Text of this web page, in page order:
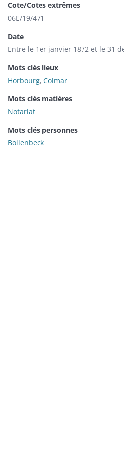
Cote/Cotes extrêmes
06E/19/471
Date
Entre le 1er janvier 1872 et le 31
Mots clés lieux
Horbourg, Colmar
Mots clés matières
Notariat
Mots clés personnes
Bollenbeck